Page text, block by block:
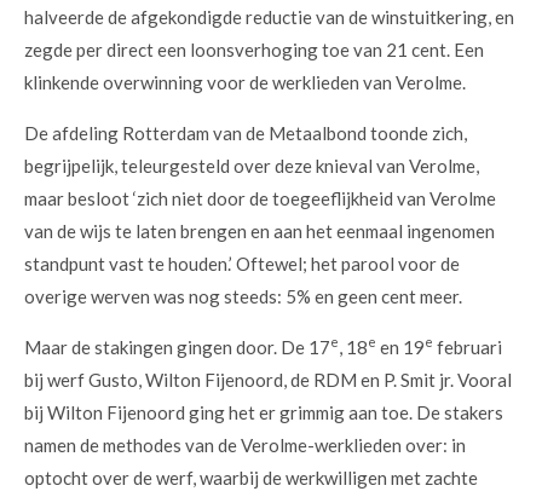
halveerde de afgekondigde reductie van de winstuitkering, en
zegde per direct een loonsverhoging toe van 21 cent. Een
klinkende overwinning voor de werklieden van Verolme.
De afdeling Rotterdam van de Metaalbond toonde zich,
begrijpelijk, teleurgesteld over deze knieval van Verolme,
maar besloot ‘zich niet door de toegeeflijkheid van Verolme
van de wijs te laten brengen en aan het eenmaal ingenomen
standpunt vast te houden.’ Oftewel; het parool voor de
overige werven was nog steeds: 5% en geen cent meer.
Maar de stakingen gingen door. De 17e, 18e en 19e februari
bij werf Gusto, Wilton Fijenoord, de RDM en P. Smit jr. Vooral
bij Wilton Fijenoord ging het er grimmig aan toe. De stakers
namen de methodes van de Verolme-werklieden over: in
optocht over de werf, waarbij de werkwilligen met zachte